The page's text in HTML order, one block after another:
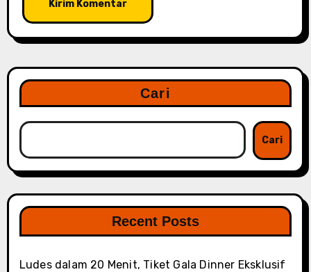
Cari
Cari
Recent Posts
Ludes dalam 20 Menit, Tiket Gala Dinner Eksklusif